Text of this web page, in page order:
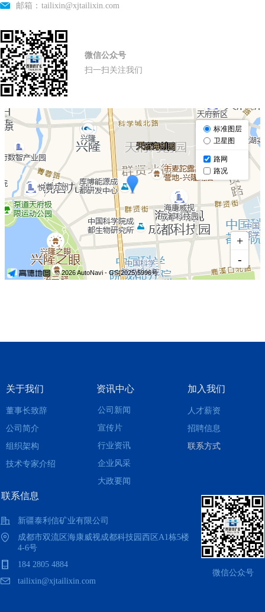
邮箱： tailixin@xjtailixin.com
微信公众号
扫一扫关注我们
关于我们
董事长致辞
公司简介
组织架构
技术专家介绍
资讯中心
公司新闻
宣传片
行业资讯
企业风采
大政要闻
加入我们
人才薪资
招聘信息
联系方式
联系信息
新疆泰利信矿业有限公司
成都市双流区海康威视成都科技园西区A1栋5楼
4-6号
184 2805 4884
tailixin@xjtailixin.com
微信公众号